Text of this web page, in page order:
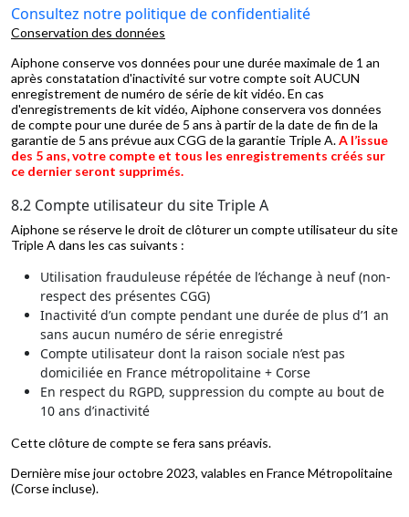
Consultez notre politique de confidentialité
Conservation des données
Aiphone conserve vos données pour une durée maximale de 1 an
après constatation d'inactivité sur votre compte soit AUCUN
enregistrement de numéro de série de kit vidéo. En cas
d'enregistrements de kit vidéo, Aiphone conservera vos données
de compte pour une durée de 5 ans à partir de la date de fin de la
garantie de 5 ans prévue aux CGG de la garantie Triple A.A l’issue
des 5 ans, votre compte et tous les enregistrements créés sur
ce dernier seront supprimés.
8.2 Compte utilisateur du site Triple A
Aiphone se réserve le droit de clôturer un compte utilisateur du site
Triple A dans les cas suivants :
Utilisation frauduleuse répétée de l’échange à neuf (non-
respect des présentes CGG)
Inactivité d’un compte pendant une durée de plus d’1 an
sans aucun numéro de série enregistré
Compte utilisateur dont la raison sociale n’est pas
domiciliée en France métropolitaine + Corse
En respect du RGPD, suppression du compte au bout de
10 ans d’inactivité
Cette clôture de compte se fera sans préavis.
Dernière mise jour octobre 2023, valables en France Métropolitaine
(Corse incluse).